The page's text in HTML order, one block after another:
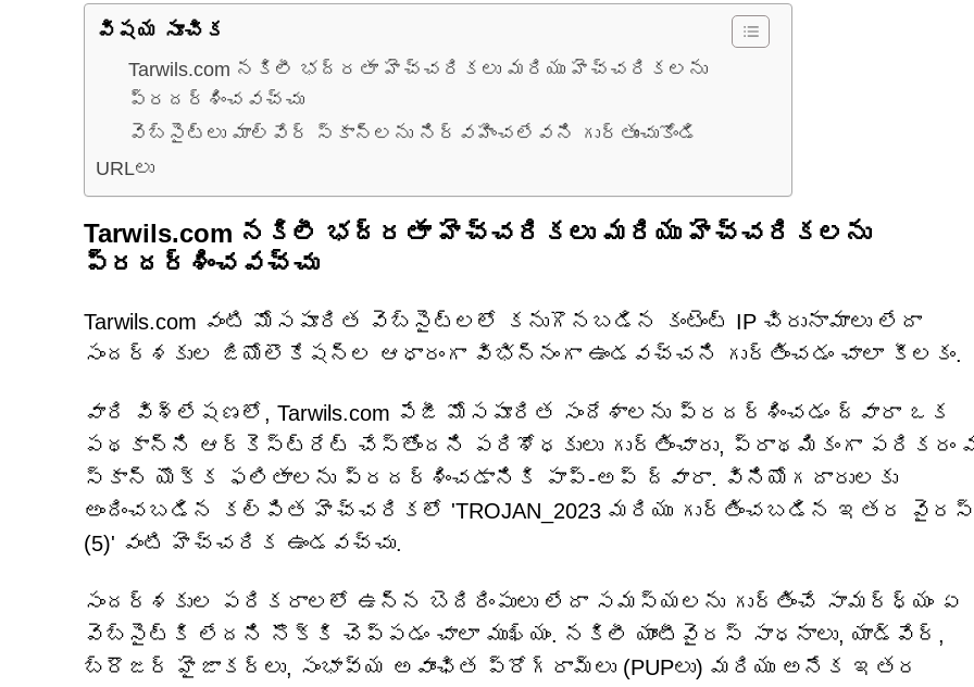
విషయ సూచిక
Tarwils.com నకిలీ భద్రతా హెచ్చరికలు మరియు హెచ్చరికలను
ప్రదర్శించవచ్చు
వెబ్‌సైట్‌లు మాల్వేర్ స్కాన్‌లను నిర్వహించలేవని గుర్తుంచుకోండి
URLలు
Tarwils.com నకిలీ భద్రతా హెచ్చరికలు మరియు హెచ్చరికలను
ప్రదర్శించవచ్చు
Tarwils.com వంటి మోసపూరిత వెబ్‌సైట్‌లలో కనుగొనబడిన కంటెంట్ IP చిరునామాలు లేదా
సందర్శకుల జియోలొకేషన్‌ల ఆధారంగా విభిన్నంగా ఉండవచ్చని గుర్తించడం చాలా కీలకం.
వారి విశ్లేషణలో, Tarwils.com పేజీ మోసపూరిత సందేశాలను ప్రదర్శించడం ద్వారా ఒక
పథకాన్ని ఆర్కెస్ట్రేట్ చేస్తోందని పరిశోధకులు గుర్తించారు, ప్రాథమికంగా పరికరం
స్కాన్ యొక్క ఫలితాలను ప్రదర్శించడానికి పాప్-అప్ ద్వారా. వినియోగదారులకు
అందించబడిన కల్పిత హెచ్చరికలో 'TROJAN_2023 మరియు గుర్తించబడిన ఇతర
(5)' వంటి హెచ్చరిక ఉండవచ్చు.
సందర్శకుల పరికరాలలో ఉన్న బెదిరింపులు లేదా సమస్యలను గుర్తించే సామర్ధ్యం ఏ
వెబ్‌సైట్‌కి లేదని నొక్కి చెప్పడం చాలా ముఖ్యం. నకిలీ యాంటీవైరస్ సాధనాలు, యాడ్‌వేర్,
బ్రౌజర్ హైజాకర్‌లు, సంభావ్య అవాంఛిత ప్రోగ్రామ్‌లు (PUPలు) మరియు అనేక ఇతర